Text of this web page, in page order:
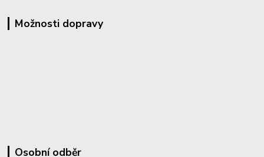
Možnosti dopravy
Osobní odběr